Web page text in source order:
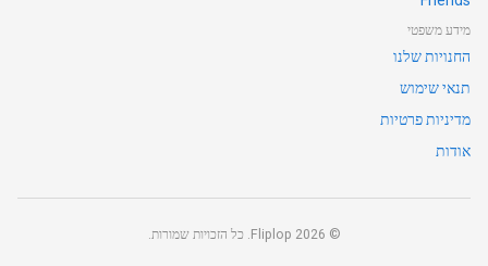
מידע משפטי
החנויות שלנו
תנאי שימוש
מדיניות פרטיות
אודות
©
2026